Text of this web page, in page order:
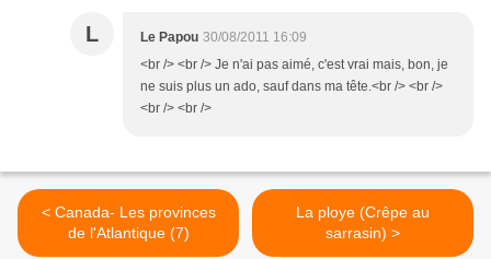
L Le Papou 30/08/2011 16:09
<br /> <br /> Je n'ai pas aimé, c'est vrai mais, bon, je
ne suis plus un ado, sauf dans ma tête.<br /> <br />
<br /> <br />
< Canada- Les provinces
de l'Atlantique (7)
La ploye (Crêpe au
sarrasin) >